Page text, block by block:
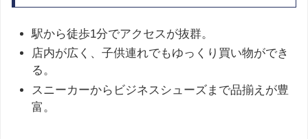
駅から徒歩1分でアクセスが抜群。
店内が広く、子供連れでもゆっくり買い物ができ
る。
スニーカーからビジネスシューズまで品揃えが豊
富。